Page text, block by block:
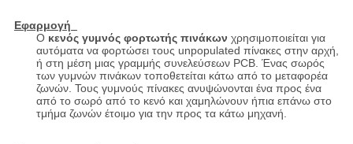
Εφαρμογή
Ο κενός γυμνός φορτωτής πινάκων χρησιμοποιείται για
αυτόματα να φορτώσει τους unpopulated πίνακες στην αρχή,
ή στη μέση μιας γραμμής συνελεύσεων PCB. Ένας σωρός
των γυμνών πινάκων τοποθετείται κάτω από το μεταφορέα
ζωνών. Τους γυμνούς πίνακες ανυψώνονται ένα προς ένα
από το σωρό από το κενό και χαμηλώνουν ήπια επάνω στο
τμήμα ζωνών έτοιμο για την προς τα κάτω μηχανή.